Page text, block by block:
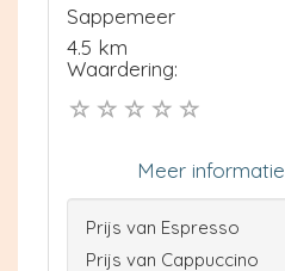
Sappemeer
4.5 km
Waardering:
Meer informatie
Prijs van Espresso
Prijs van Cappuccino